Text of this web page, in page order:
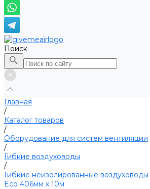
Поиск
Главная
/
Каталог товаров
/
Оборудование для систем вентиляции
/
Гибкие воздуховоды
/
Гибкие неизолированные
Eco 406мм х 10м